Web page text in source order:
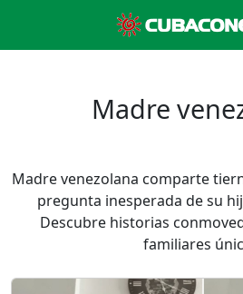
Madre
Madre venezolana comparte
pregunta inesperada de su
Descubre historias
familiares